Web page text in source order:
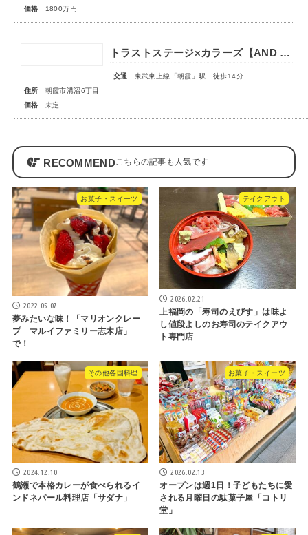
価格 1800万円
トラストステージ×カラーズ【AND PLUS】朝霞市溝沼6丁目22期 全2棟◇販売予告◇
交通
東武東上線「朝霞」駅 徒歩14分
住所
朝霞市溝沼6丁目
価格
未定
RECOMMEND
お菓子・スイーツ
2022.05.07
夢みたいな味！「マリオンクレー
プ マルイファミリー志木店」
で！
テイクアウト
2026.02.21
上福岡の「寿司のえびす」は味よ
し値段よしのお寿司のテイクアウ
ト専門店
その他各国料理
2024.12.10
鶴瀬で本格カレーが食べられるイ
ンドネパール料理店「サダナ」
お菓子・スイーツ
2026.02.13
オープンは週1日！子どもたちに愛
される月曜日の駄菓子屋「コトリ
堂」